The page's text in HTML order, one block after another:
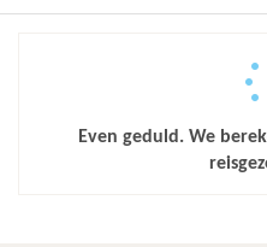
Even geduld. We